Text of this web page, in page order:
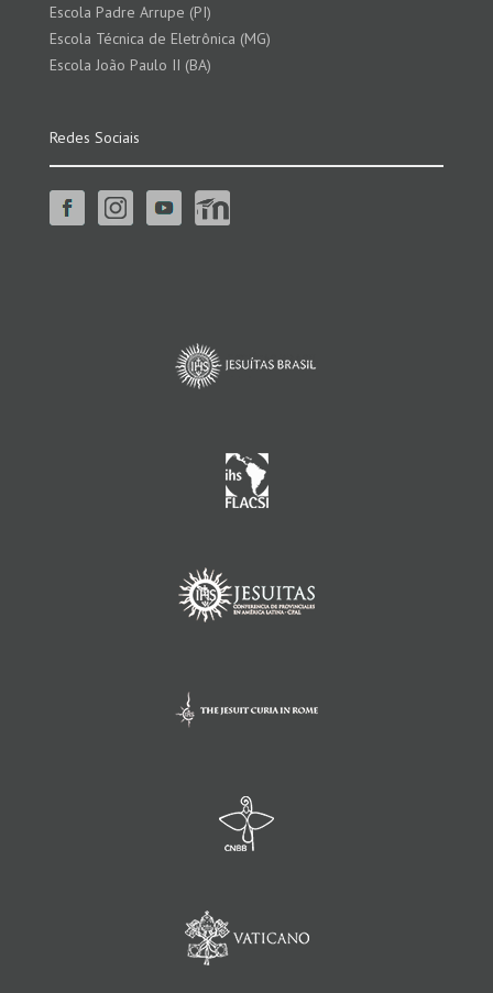
Escola Padre Arrupe (PI)
Escola Técnica de Eletrônica (MG)
Escola João Paulo II (BA)
Redes Sociais